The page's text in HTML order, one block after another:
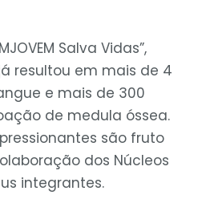
Salva Vidas”,
resultou em mais de 4
e mais de 300
de medula óssea.
são fruto
dos Núcleos
integrantes.